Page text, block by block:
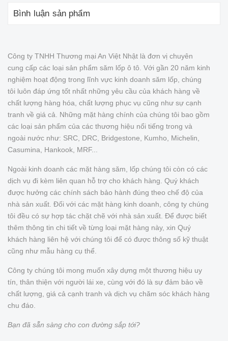
Bình luận sản phẩm
Công ty TNHH Thương mại An Việt Nhật là đơn vị chuyên
cung cấp các loại sản phẩm săm lốp ô tô. Với gần 20 năm kinh
nghiệm hoạt động trong lĩnh vực kinh doanh săm lốp, chúng
tôi luôn đáp ứng tốt nhất những yêu cầu của khách hàng về
chất lượng hàng hóa, chất lượng phục vụ cũng như sự cạnh
tranh về giá cả. Những mặt hàng chính của chúng tôi bao gồm
các loại sản phẩm của các thương hiệu nổi tiếng trong và
ngoài nước như: SRC, DRC, Bridgestone, Kumho, Michelin,
Casumina, Hankook, MRF...
Ngoài kinh doanh các mặt hàng săm, lốp chúng tôi còn có các
dịch vụ đi kèm liên quan hỗ trợ cho khách hàng. Quý khách
được hưởng các chính sách bảo hành đúng theo chế độ của
nhà sản xuất. Đối với các mặt hàng kinh doanh, công ty chúng
tôi đều có sự hợp tác chặt chẽ với nhà sản xuất. Để được biết
thêm thông tin chi tiết về từng loại mặt hàng này, xin Quý
khách hàng liên hệ với chúng tôi để có được thông số kỹ thuật
cũng như mẫu hàng cụ thể.
Công ty chúng tôi mong muốn xây dựng một thương hiệu uy
tín, thân thiện với người lái xe, cùng với đó là sự đảm bảo về
chất lượng, giá cả cạnh tranh và dịch vụ chăm sóc khách hàng
chu đáo.
Bạn đã sẵn sàng cho con đường sắp tới?